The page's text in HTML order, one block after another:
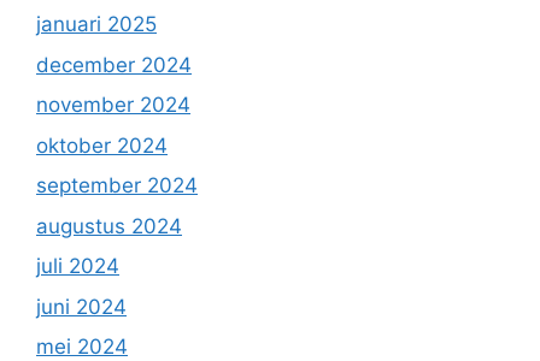
januari 2025
december 2024
november 2024
oktober 2024
september 2024
augustus 2024
juli 2024
juni 2024
mei 2024